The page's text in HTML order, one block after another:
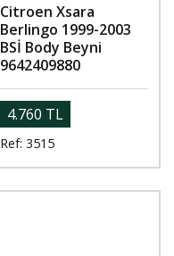
Citroen Xsara
Berlingo 1999-2003
BSİ Body Beyni
9642409880
4.760 TL
Ref: 3515